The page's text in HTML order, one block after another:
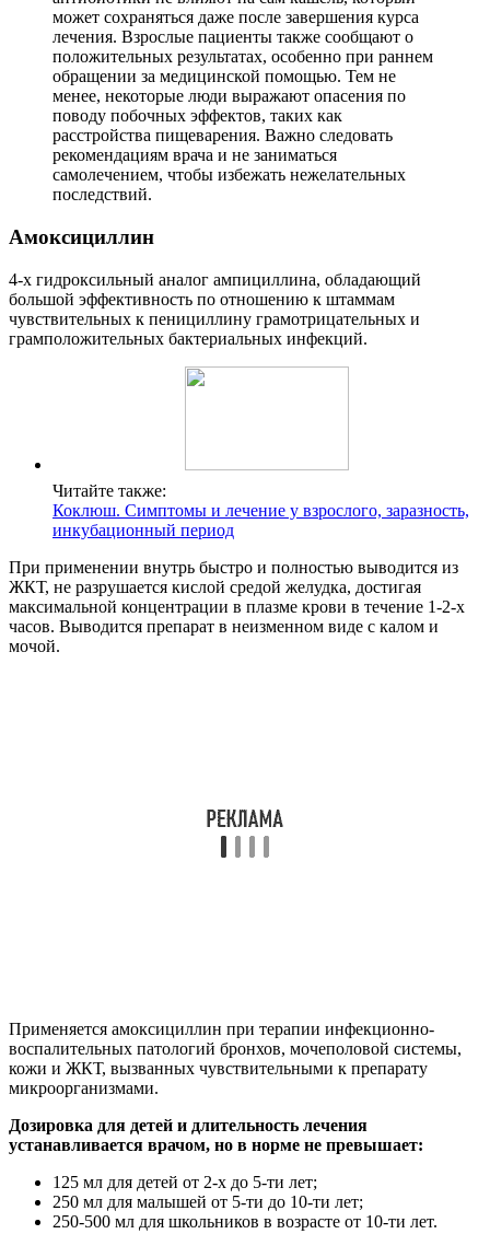
может сохраняться даже после завершения курса
лечения. Взрослые пациенты также сообщают о
положительных результатах, особенно при раннем
обращении за медицинской помощью. Тем не
менее, некоторые люди выражают опасения по
поводу побочных эффектов, таких как
расстройства пищеварения. Важно следовать
рекомендациям врача и не заниматься
самолечением, чтобы избежать нежелательных
последствий.
Амоксициллин
4-х гидроксильный аналог ампициллина, обладающий
большой эффективность по отношению к штаммам
чувствительных к пенициллину грамотрицательных и
грамположительных бактериальных инфекций.
Читайте также:
Коклюш. Симптомы и лечение у взрослого, заразность,
инкубационный период
При применении внутрь быстро и полностью выводится из
ЖКТ, не разрушается кислой средой желудка, достигая
максимальной концентрации в плазме крови в течение 1-2-х
часов. Выводится препарат в неизменном виде с калом и
мочой.
Применяется амоксициллин при терапии инфекционно-
воспалительных патологий бронхов, мочеполовой системы,
кожи и ЖКТ, вызванных чувствительными к препарату
микроорганизмами.
Дозировка для детей и длительность лечения
устанавливается врачом, но в норме не превышает:
125 мл для детей от 2-х до 5-ти лет;
250 мл для малышей от 5-ти до 10-ти лет;
250-500 мл для школьников в возрасте от 10-ти лет.